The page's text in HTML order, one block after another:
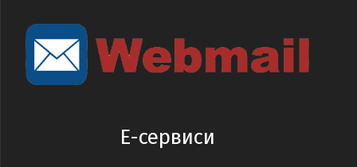
E-сервиси